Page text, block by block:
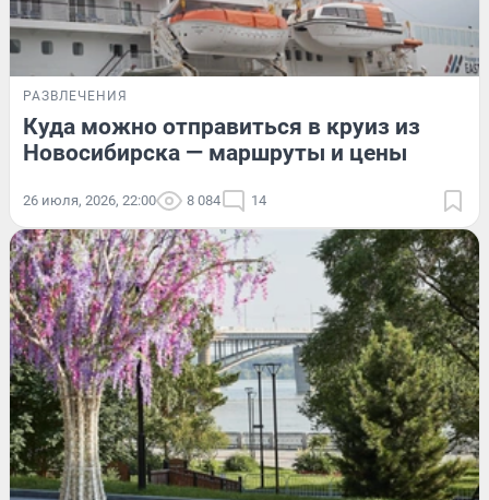
РАЗВЛЕЧЕНИЯ
Куда можно отправиться в круиз из
Новосибирска — маршруты и цены
26 июля, 2026, 22:00 8 084 14